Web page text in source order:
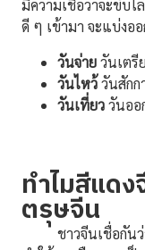
มีความเชื่อว่าจะขับไ
ดี ๆ เข้ามา จะแบ่งอ
วันจ่ายวันเตรี
วันไหว้วันสัก
วันเที่ยววันอ
ทำไมสีแด
ตรุษจีน
ชาวจีนเชื่อกันว่า